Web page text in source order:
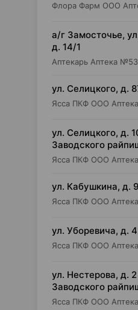
а/г Замосточье,
д. 14/1
ул. Селицкого, д.
Ясса ПКФ ООО
ул. Селицкого, д.
Заводского
Ясса ПКФ ООО
ул. Кабушкина, д.
Ясса ПКФ ООО
ул. Уборевича, д.
Ясса ПКФ ООО
ул. Нестерова, д.
Заводского
Ясса ПКФ ООО